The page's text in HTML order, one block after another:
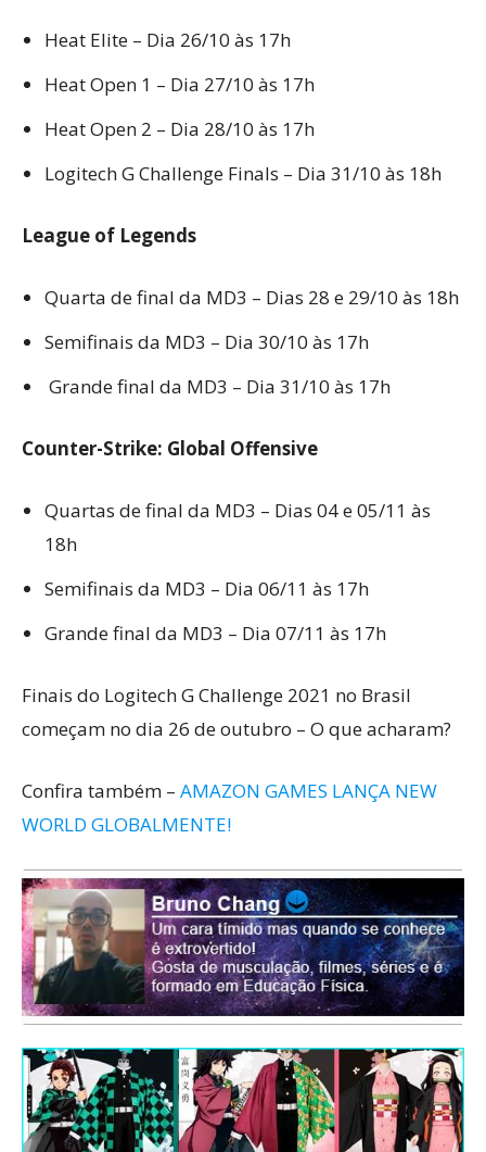
Heat Elite – Dia 26/10 às 17h
Heat Open 1 – Dia 27/10 às 17h
Heat Open 2 – Dia 28/10 às 17h
Logitech G Challenge Finals – Dia 31/10 às 18h
League of Legends
Quarta de final da MD3 – Dias 28 e 29/10 às 18h
Semifinais da MD3 – Dia 30/10 às 17h
Grande final da MD3 – Dia 31/10 às 17h
Counter-Strike: Global Offensive
Quartas de final da MD3 – Dias 04 e 05/11 às
18h
Semifinais da MD3 – Dia 06/11 às 17h
Grande final da MD3 – Dia 07/11 às 17h
Finais do Logitech G Challenge 2021 no Brasil
começam no dia 26 de outubro – O que acharam?
Confira também – AMAZON GAMES LANÇA NEW
WORLD GLOBALMENTE!